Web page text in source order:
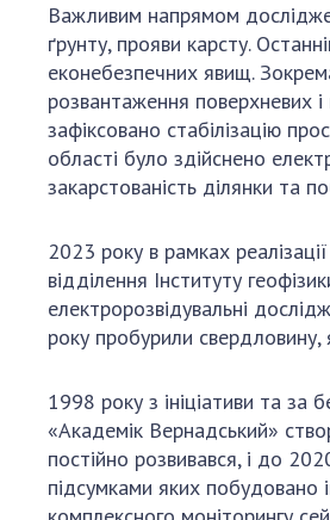
Важливим напрямом
ґрунту, прояви карсту.
еконебезпечних явищ.
розвантаження поверхневих
зафіксовано стабілізацію
області було здійснено
закарстованість ділянки та
2023 року в рамках
відділення Інституту
електророзвідувальні
року пробурили
1998 року з ініціативи та за
«Академік Вернадський»
постійно розвивався, і до
підсумками яких побудовано